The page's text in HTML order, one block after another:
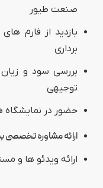
صنعت طیور
بازدید از فارم
برداری
بررسی سود و
توجیهی
حضور در نمایشگاه
ارائه مشاوره
ارائه ویدئو ها و